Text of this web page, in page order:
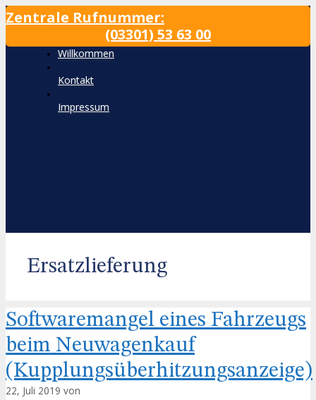
Zum
Inhalt
Zentrale Rufnummer:
(03301) 53 63 00
Willkommen
Kontakt
Impressum
Ersatzlieferung
Softwaremangel eines Fahrzeugs
beim Neuwagenkauf
(Kupplungsüberhitzungsanzeige)
22, Juli 2019 von